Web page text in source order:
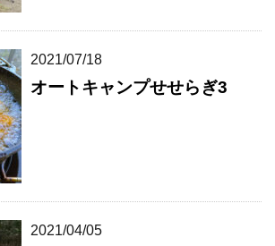
2021/07/18
オートキャンプせせらぎ3
2021/04/05